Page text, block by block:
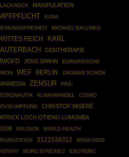
MANIPULATION
IMPFPFLICHT KLIMA
MICHAEL BALLWEG
REICH
KARL
GENTHERAPIE
JENS SPAHN
EUROPÄISCHE
WEF BERLIN DAGMAR SCHÖN
ZENSUR
PRÄ-
KLIMAWANDEL
COSMO
IMPFUNG
CHRISTOF MISERÉ
LOCH OTIENO LUMUMBA
RELIGION
WORLD HEALTH
3121534312
MRNA GENE
NORD STREAM 2 ESOTERIC